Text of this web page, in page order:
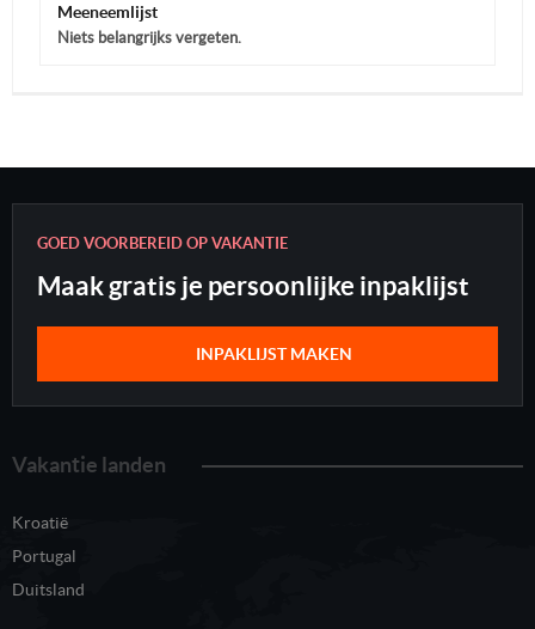
Meeneemlijst
Niets belangrijks vergeten.
GOED VOORBEREID OP VAKANTIE
Maak gratis je persoonlijke inpaklijst
INPAKLIJST MAKEN
Vakantie landen
Kroatië
Portugal
Duitsland